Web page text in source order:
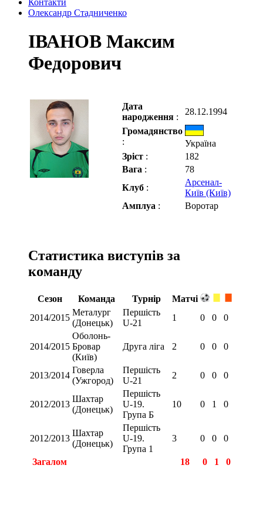
Контакти
Олександр Стадниченко
ІВАНОВ Максим
Федорович
Дата
народження :
28.12.1994
Громадянство
:
Україна
Зріст :
182
Вага :
78
Клуб :
Арсенал-
Київ (Київ)
Амплуа : Воротар
Статистика виступів за
команду
Сезон Команда Турнір
Матчі
2014/2015
Металург
(Донецьк)
Першість
U-21
1 0 0 0
2014/2015
Оболонь-
Бровар
(Київ)
Друга ліга 2 0 0 0
2013/2014
Говерла
(Ужгород)
Першість
U-21
2 0 0 0
2012/2013
Шахтар
(Донецьк)
Першість
U-19.
Група Б
10 0 1 0
2012/2013
Шахтар
(Донецьк)
Першість
U-19.
Група 1
3 0 0 0
Загалом 18 0 1 0